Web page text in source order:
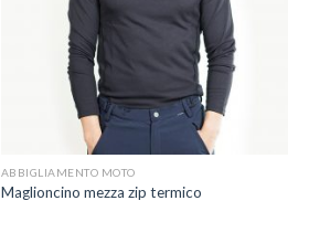
ABBIGLIAMENTO MOTO
Maglioncino mezza zip termico